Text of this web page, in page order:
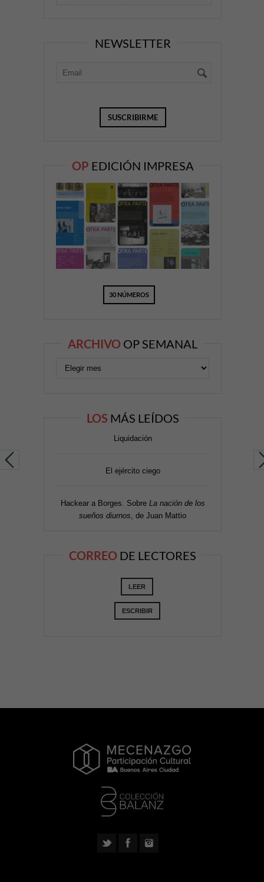
NEWSLETTER
OP EDICIÓN IMPRESA
30 NÚMEROS
ARCHIVO OP SEMANAL
LOS MÁS LEÍDOS
Liquidación
El ejército ciego
Hackear a Borges. Sobre La nación de los
sueños diurnos , de Juan Mattio
CORREO DE LECTORES
LEER
ESCRIBIR